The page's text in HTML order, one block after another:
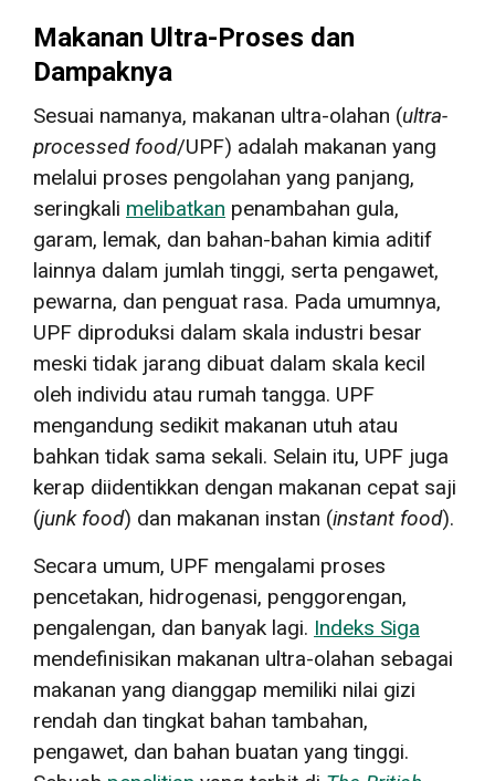
Makanan Ultra-Proses dan
Dampaknya
Sesuai namanya, makanan ultra-olahan (ultra-
processed food/UPF) adalah makanan yang
melalui proses pengolahan yang panjang,
seringkali melibatkan penambahan gula,
garam, lemak, dan bahan-bahan kimia aditif
lainnya dalam jumlah tinggi, serta pengawet,
pewarna, dan penguat rasa. Pada umumnya,
UPF diproduksi dalam skala industri besar
meski tidak jarang dibuat dalam skala kecil
oleh individu atau rumah tangga. UPF
mengandung sedikit makanan utuh atau
bahkan tidak sama sekali. Selain itu, UPF juga
kerap diidentikkan dengan makanan cepat saji
(junk food) dan makanan instan (instant food).
Secara umum, UPF mengalami proses
pencetakan, hidrogenasi, penggorengan,
pengalengan, dan banyak lagi. Indeks Siga
mendefinisikan makanan ultra-olahan sebagai
makanan yang dianggap memiliki nilai gizi
rendah dan tingkat bahan tambahan,
pengawet, dan bahan buatan yang tinggi.